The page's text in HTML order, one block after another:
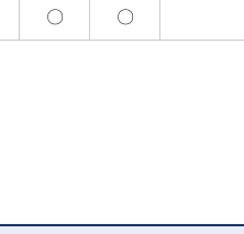
〇 〇